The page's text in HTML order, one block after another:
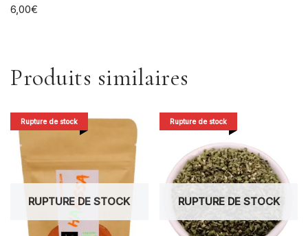
6,00€
Produits similaires
Rupture de stock
RUPTURE DE STOCK
Rupture de stock
RUPTURE DE STOCK